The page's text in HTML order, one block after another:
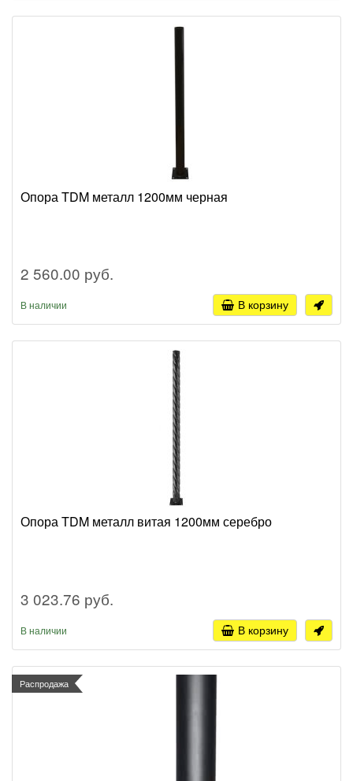
Опора TDM металл 1200мм черная
2 560.00 руб.
В наличии В корзину
Опора TDM металл витая 1200мм серебро
3 023.76 руб.
В наличии В корзину
Распродажа